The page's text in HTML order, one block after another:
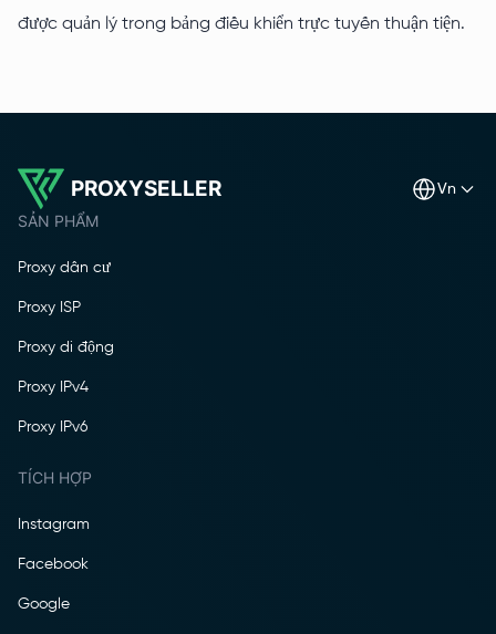
được quản lý trong bảng điều khiển trực tuyến thuận tiện.
PROXYSELLER vn
SẢN PHẨM
Proxy dân cư
Proxy ISP
Proxy di động
Proxy IPv4
Proxy IPv6
TÍCH HỢP
Instagram
Facebook
Google